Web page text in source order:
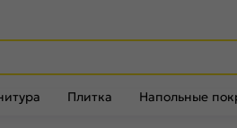
Плитка Напольные